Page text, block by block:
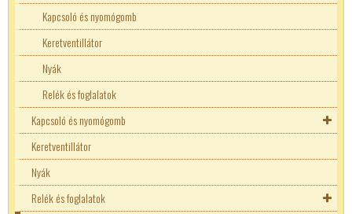
Kapcsoló és nyomógomb
Keretventillátor
Nyák
Relék és foglalatok
Kapcsoló és nyomógomb
Kapcsolók
22mm-es kapcsolók
Billenő kapcsoló
Nyomógombok
Billenytyű mátrix
Keretventillátor
Nyák
Relék és foglalatok